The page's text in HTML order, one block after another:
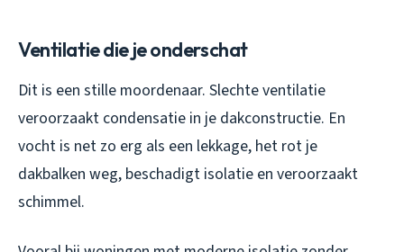
Ventilatie die je onderschat
Dit is een stille moordenaar. Slechte ventilatie
veroorzaakt condensatie in je dakconstructie. En
vocht is net zo erg als een lekkage, het rot je
dakbalken weg, beschadigt isolatie en veroorzaakt
schimmel.